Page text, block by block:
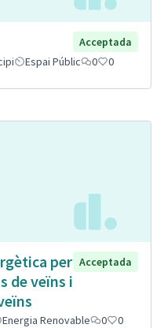
Acceptada
Espai Públic 0 0
per
de veïns i
Acceptada
Energia Renovable 0 0